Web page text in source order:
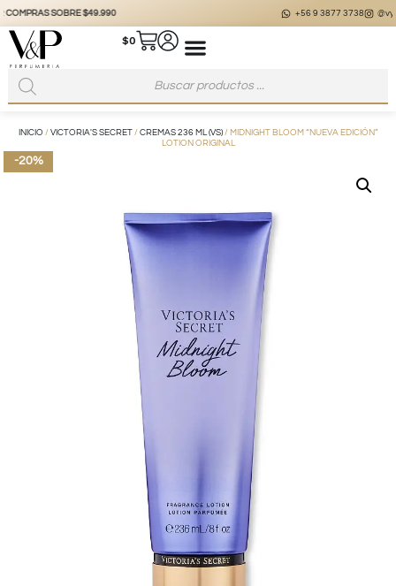
+56 9 3877 3738 vypstore.cl
$0
INICIO / VICTORIA'S SECRET/ CREMAS 236 ML (VS)/ MIDNIGHT BLOOM “NUEVA EDICIÓN”
LOTION ORIGINAL
-20%